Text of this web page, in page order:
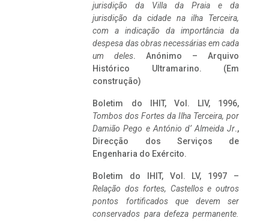
jurisdição da Villa da Praia e da
jurisdição da cidade na ilha Terceira,
com a indicação da importância da
despesa das obras necessárias em cada
um deles. Anónimo – Arquivo
Histórico Ultramarino. (Em
construção)
Boletim do IHIT, Vol. LIV, 1996,
Tombos dos Fortes da Ilha Terceira, por
Damião Pego e António d’ Almeida Jr.,
Direcção dos Serviços de
Engenharia do Exército.
Boletim do IHIT, Vol. LV, 1997 –
Relação dos fortes, Castellos e outros
pontos fortificados que devem ser
conservados para defeza permanente.